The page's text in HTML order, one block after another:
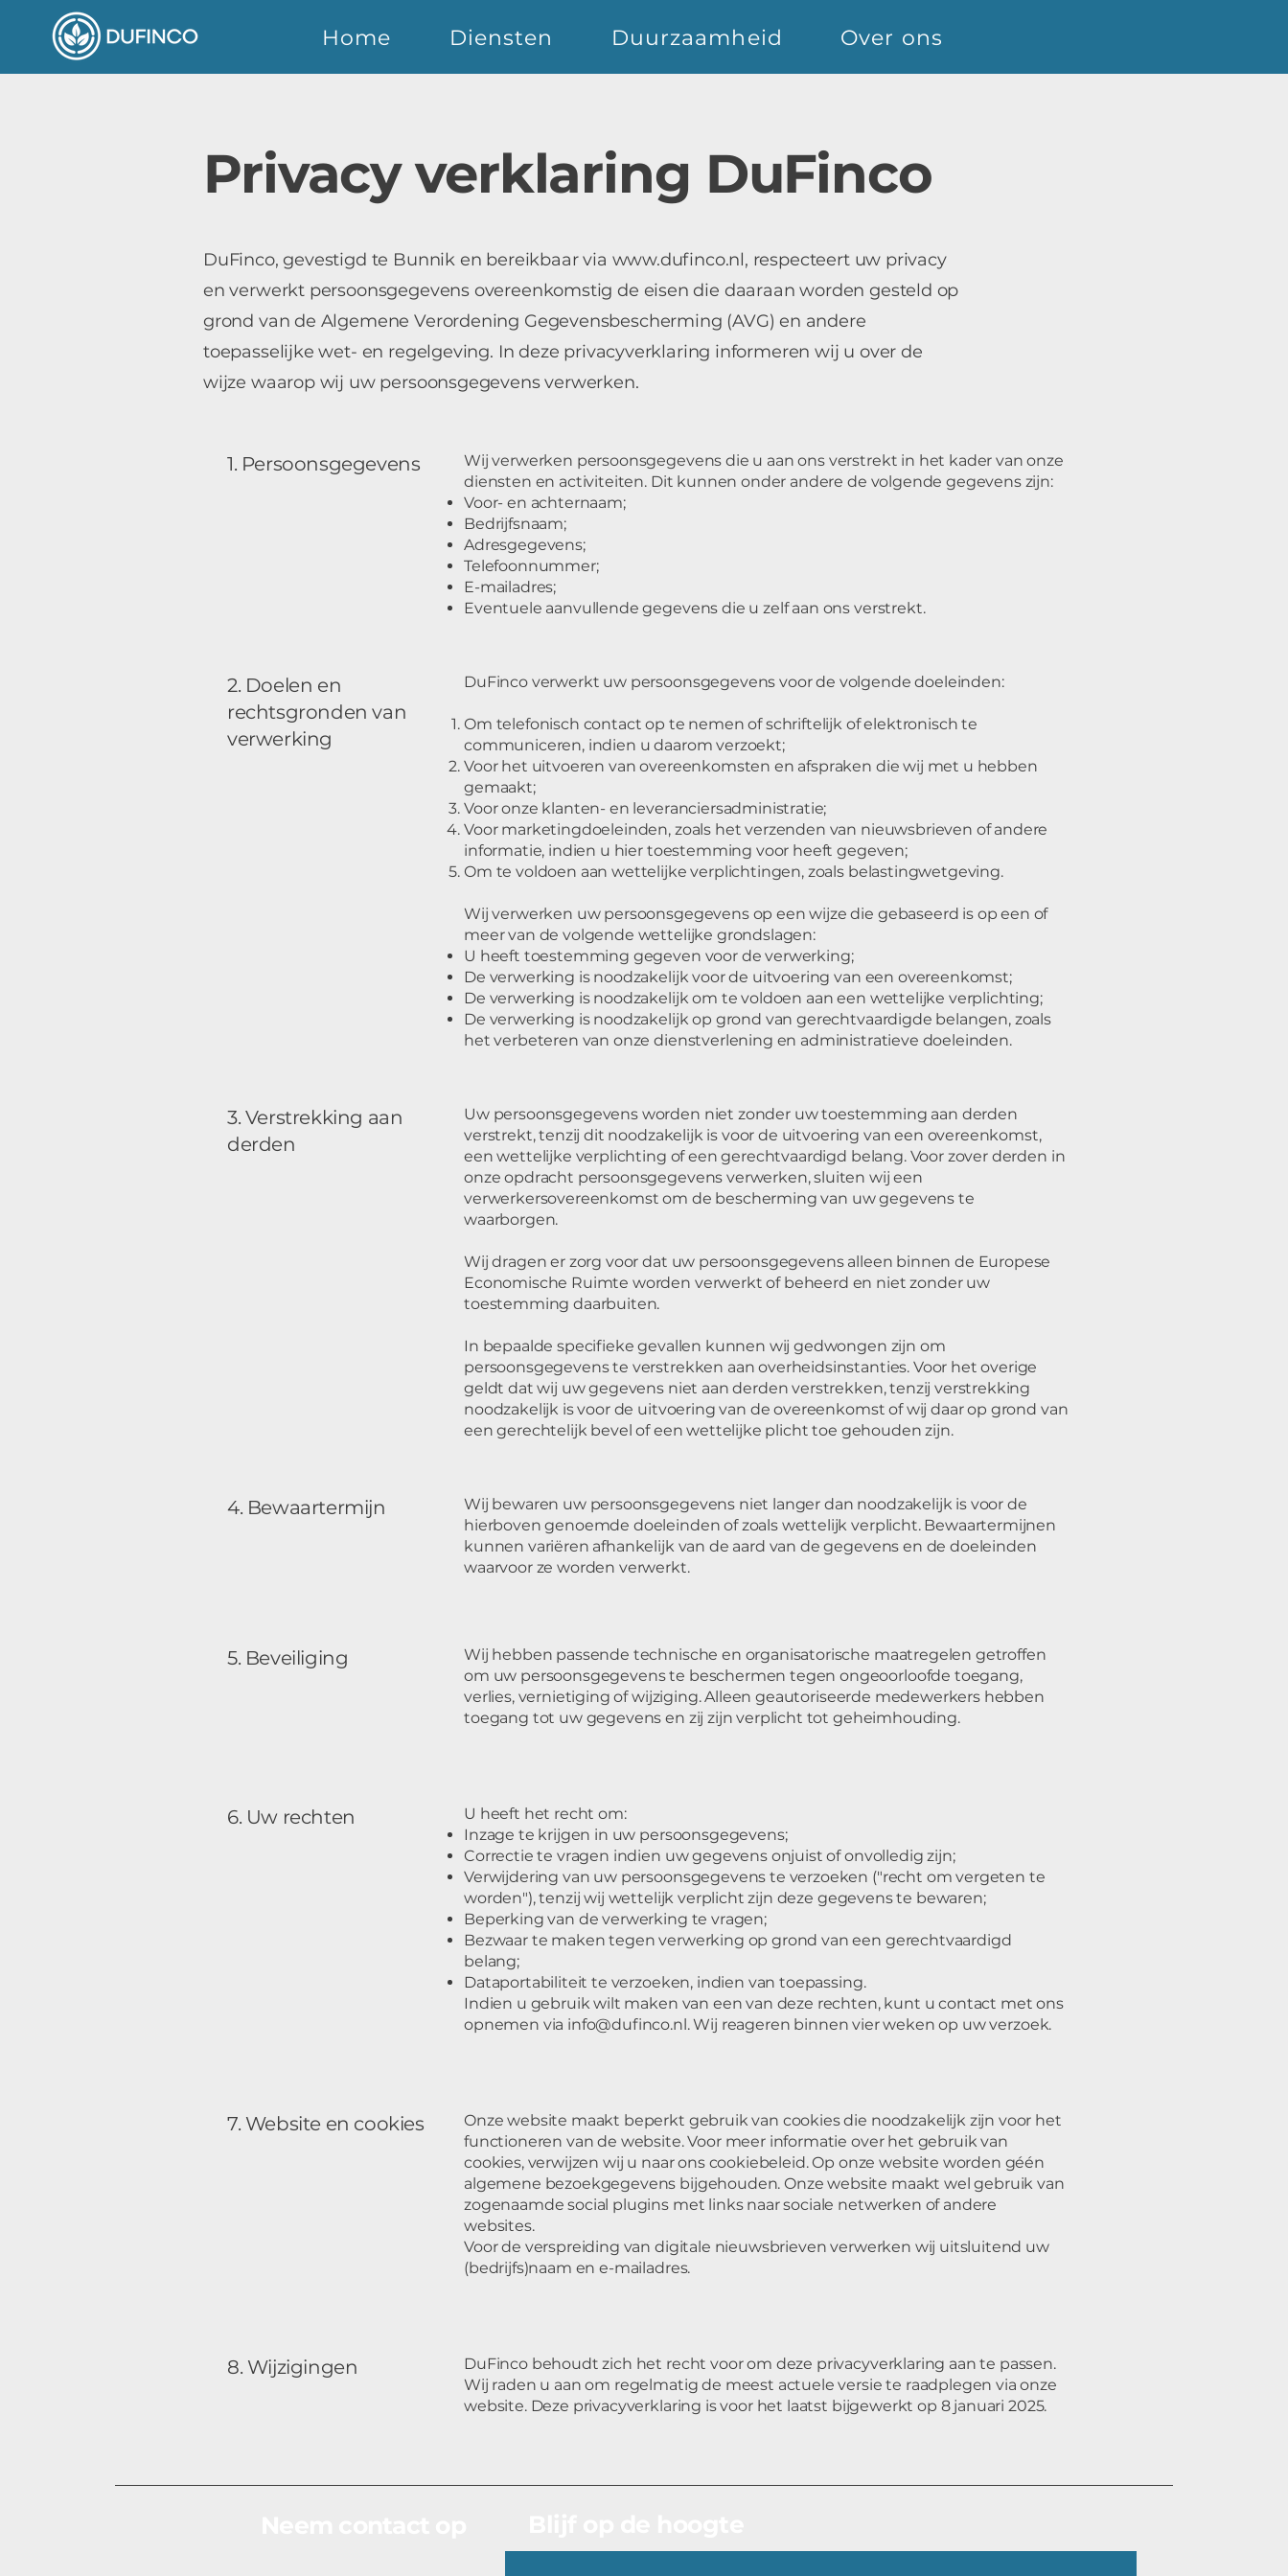
Home Diensten Duurzaamheid Over ons
Privacy verklaring DuFinco
DuFinco, gevestigd te Bunnik en bereikbaar via www.dufinco.nl, respecteert uw privacy
en verwerkt persoonsgegevens overeenkomstig de eisen die daaraan worden gesteld op
grond van de Algemene Verordening Gegevensbescherming (AVG) en andere
toepasselijke wet- en regelgeving. In deze privacyverklaring informeren wij u over de
wijze waarop wij uw persoonsgegevens verwerken.
1. Persoonsgegevens
Wij verwerken persoonsgegevens die u aan ons verstrekt in het kader van onze
diensten en activiteiten. Dit kunnen onder andere de volgende gegevens zijn:
Voor- en achternaam;
Bedrijfsnaam;
Adresgegevens;
Telefoonnummer;
E-mailadres;
Eventuele aanvullende gegevens die u zelf aan ons verstrekt.
2. Doelen en
rechtsgronden van
verwerking
DuFinco verwerkt uw persoonsgegevens voor de volgende doeleinden:
Om telefonisch contact op te nemen of schriftelijk of elektronisch te
communiceren, indien u daarom verzoekt;
Voor het uitvoeren van overeenkomsten en afspraken die wij met u hebben
gemaakt;
Voor onze klanten- en leveranciersadministratie;
Voor marketingdoeleinden, zoals het verzenden van nieuwsbrieven of andere
informatie, indien u hier toestemming voor heeft gegeven;
Om te voldoen aan wettelijke verplichtingen, zoals belastingwetgeving.
Wij verwerken uw persoonsgegevens op een wijze die gebaseerd is op een of
meer van de volgende wettelijke grondslagen:
U heeft toestemming gegeven voor de verwerking;
De verwerking is noodzakelijk voor de uitvoering van een overeenkomst;
De verwerking is noodzakelijk om te voldoen aan een wettelijke verplichting;
De verwerking is noodzakelijk op grond van gerechtvaardigde belangen, zoals
het verbeteren van onze dienstverlening en administratieve doeleinden.
3. Verstrekking aan
derden
Uw persoonsgegevens worden niet zonder uw toestemming aan derden
verstrekt, tenzij dit noodzakelijk is voor de uitvoering van een overeenkomst,
een wettelijke verplichting of een gerechtvaardigd belang. Voor zover derden in
onze opdracht persoonsgegevens verwerken, sluiten wij een
verwerkersovereenkomst om de bescherming van uw gegevens te
waarborgen.
Wij dragen er zorg voor dat uw persoonsgegevens alleen binnen de Europese
Economische Ruimte worden verwerkt of beheerd en niet zonder uw
toestemming daarbuiten.
In bepaalde specifieke gevallen kunnen wij gedwongen zijn om
persoonsgegevens te verstrekken aan overheidsinstanties. Voor het overige
geldt dat wij uw gegevens niet aan derden verstrekken, tenzij verstrekking
noodzakelijk is voor de uitvoering van de overeenkomst of wij daar op grond van
een gerechtelijk bevel of een wettelijke plicht toe gehouden zijn.
4. Bewaartermijn
Wij bewaren uw persoonsgegevens niet langer dan noodzakelijk is voor de
hierboven genoemde doeleinden of zoals wettelijk verplicht. Bewaartermijnen
kunnen variëren afhankelijk van de aard van de gegevens en de doeleinden
waarvoor ze worden verwerkt.
5. Beveiliging
Wij hebben passende technische en organisatorische maatregelen getroffen
om uw persoonsgegevens te beschermen tegen ongeoorloofde toegang,
verlies, vernietiging of wijziging. Alleen geautoriseerde medewerkers hebben
toegang tot uw gegevens en zij zijn verplicht tot geheimhouding.
6. Uw rechten
U heeft het recht om:
Inzage te krijgen in uw persoonsgegevens;
Correctie te vragen indien uw gegevens onjuist of onvolledig zijn;
Verwijdering van uw persoonsgegevens te verzoeken ("recht om vergeten te
worden"), tenzij wij wettelijk verplicht zijn deze gegevens te bewaren;
Beperking van de verwerking te vragen;
Bezwaar te maken tegen verwerking op grond van een gerechtvaardigd
belang;
Dataportabiliteit te verzoeken, indien van toepassing.
Indien u gebruik wilt maken van een van deze rechten, kunt u contact met ons
opnemen via info@dufinco.nl. Wij reageren binnen vier weken op uw verzoek.
7. Website en cookies
Onze website maakt beperkt gebruik van cookies die noodzakelijk zijn voor het
functioneren van de website. Voor meer informatie over het gebruik van
cookies, verwijzen wij u naar ons cookiebeleid. Op onze website worden géén
algemene bezoekgegevens bijgehouden. Onze website maakt wel gebruik van
zogenaamde social plugins met links naar sociale netwerken of andere
websites.
Voor de verspreiding van digitale nieuwsbrieven verwerken wij uitsluitend uw
(bedrijfs)naam en e-mailadres.
8. Wijzigingen
DuFinco behoudt zich het recht voor om deze privacyverklaring aan te passen.
Wij raden u aan om regelmatig de meest actuele versie te raadplegen via onze
website. Deze privacyverklaring is voor het laatst bijgewerkt op 8 januari 2025.